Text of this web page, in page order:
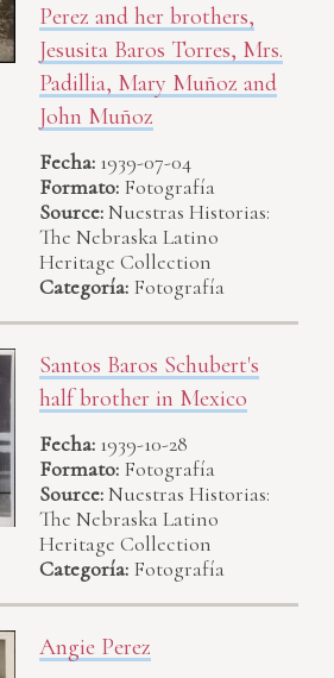
Perez and her brothers,
Jesusita Baros Torres, Mrs.
Padillia, Mary Muñoz and
John Muñoz
Fecha: 1939-07-04
Formato: Fotografía
Source:Nuestras Historias:
The Nebraska Latino
Heritage Collection
Categoría: Fotografía
Santos Baros Schubert's
half brother in Mexico
Fecha: 1939-10-28
Formato: Fotografía
Source:Nuestras Historias:
The Nebraska Latino
Heritage Collection
Categoría: Fotografía
Angie Perez